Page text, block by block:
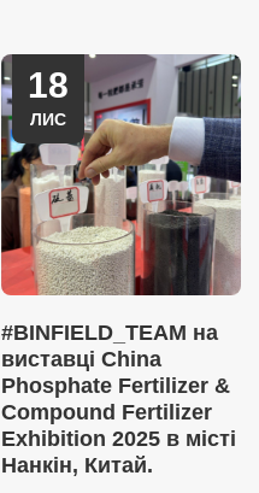
18
ЛИС
#BINFIELD_TEAM на
виставці China
Phosphate Fertilizer &
Compound Fertilizer
Exhibition 2025 в місті
Нанкін, Китай.